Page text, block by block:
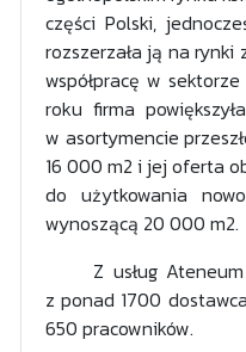
części Polski,
rozszerzała ją na
współpracę w
roku firma
w asortymencie
16 000 m2 i jej oferta
do użytkowania
wynoszącą 20 000 m2.
Z usług
z ponad 1700
650 pracowników.